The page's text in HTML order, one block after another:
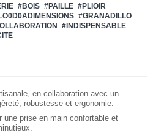
#BOIS #PAILLE #PLIOIR
#GRANADILLO
#INDISPENSABLE
en collaboration avec un
robustesse et ergonomie.
une prise en main confortable et